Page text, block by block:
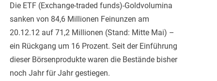
Die ETF (Exchange-traded funds)-Goldvolumina
sanken von 84,6 Millionen Feinunzen am
20.12.12 auf 71,2 Millionen (Stand: Mitte Mai) –
ein Rückgang um 16 Prozent. Seit der Einführung
dieser Börsenprodukte waren die Bestände bisher
noch Jahr für Jahr gestiegen.